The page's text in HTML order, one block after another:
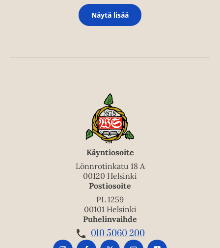
Näytä lisää
Käyntiosoite
Lönnrotinkatu 18 A
00120 Helsinki
Postiosoite
PL 1259
00101 Helsinki
Puhelinvaihde
010 5060 200